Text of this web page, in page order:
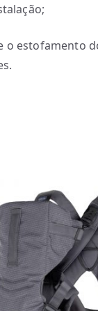
o estofamento